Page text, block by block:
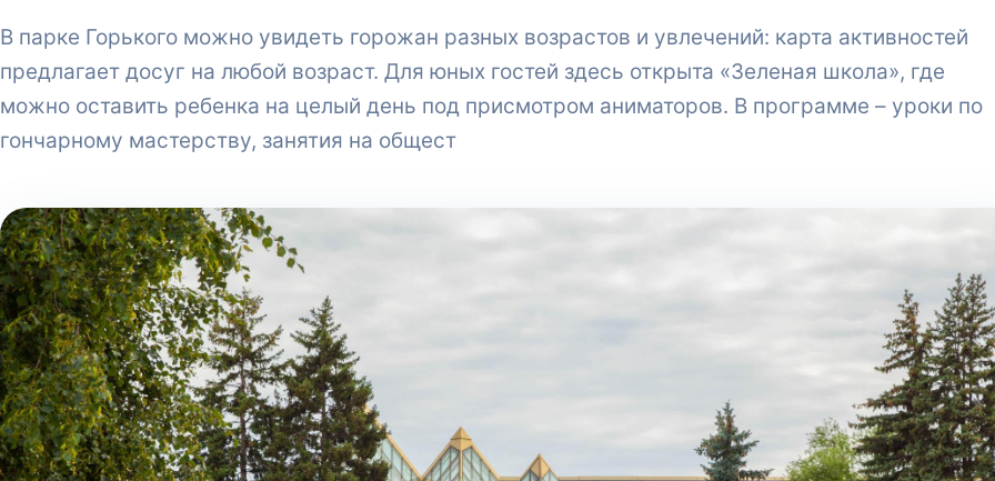
В парке Горького можно увидеть горожан разных возрастов и увлечений: карта активностей
предлагает досуг на любой возраст. Для юных гостей здесь открыта «Зеленая школа», где
можно оставить ребенка на целый день под присмотром аниматоров. В программе – уроки по
гончарному мастерству, занятия на общест